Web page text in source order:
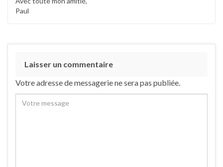
Paul
Laisser un commentaire
Votre adresse de messagerie ne sera pas publiée.